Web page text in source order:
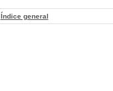
Índice general